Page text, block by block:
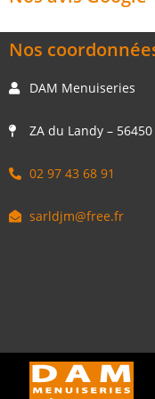
Nos
DAM Menuiseries
ZA du Landy – 56450
02 97 43 68 91
sarldjm@free.fr